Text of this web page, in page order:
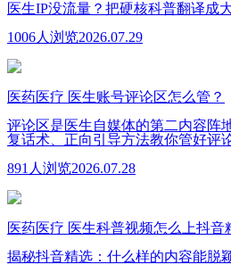
医生IP没流量？把硬核科普翻译成大
1006人浏览2026.07.29
医药医疗 医生账号评论区怎么管？
评论区是医生自媒体的第二内容阵
复话术、正向引导方法教你管好评
891人浏览2026.07.28
医药医疗 医生科普视频怎么上抖
揭秘抖音精选：什么样的内容能脱